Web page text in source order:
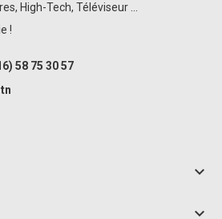
High-Tech, Téléviseur ...
!
58 75 30 57

